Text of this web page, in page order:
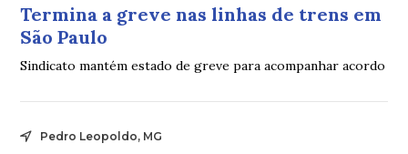
Termina a greve nas linhas de trens em
São Paulo
Sindicato mantém estado de greve para acompanhar acordo
Pedro Leopoldo, MG